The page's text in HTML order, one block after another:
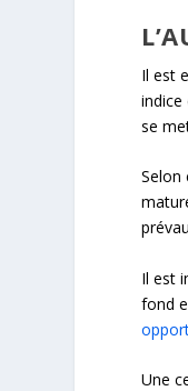
Il est
indice
se
Selon
Il est
fond
Une